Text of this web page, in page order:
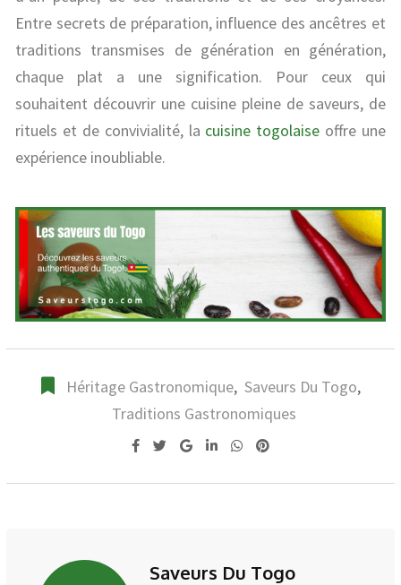
Entre secrets de préparation, influence des ancêtres et
traditions transmises de génération en génération,
chaque plat a une signification. Pour ceux qui
souhaitent découvrir une cuisine pleine de saveurs, de
rituels et de convivialité, la cuisine togolaise offre une
expérience inoubliable.
Héritage Gastronomique, Saveurs Du Togo,
Traditions Gastronomiques
Saveurs Du Togo